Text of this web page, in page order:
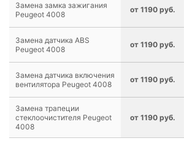
Замена замка зажигания
Peugeot 4008
от 1190 руб.
Замена датчика ABS
Peugeot 4008
от 1190 руб.
Замена датчика включения
вентилятора Peugeot 4008
от 1190 руб.
Замена трапеции
стеклоочистителя Peugeot
4008
от 1190 руб.